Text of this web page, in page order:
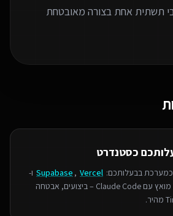
תשתית אחת בצורה מאובטחת
כסטנדרט
כמערכת בבעלותכם: Supabase , Vercel
ו-
בפיתוח מואץ עם Claude Code – ביצועים, אבטחה